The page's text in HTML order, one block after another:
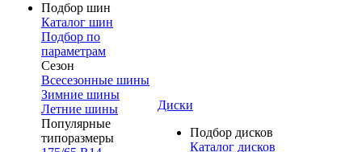
Подбор шин
Каталог шин
Подбор по
параметрам
Сезон
Всесезонные шины
Зимние шины
Летние шины
Популярные
типоразмеры
Диски
Подбор дисков
Каталог дисков